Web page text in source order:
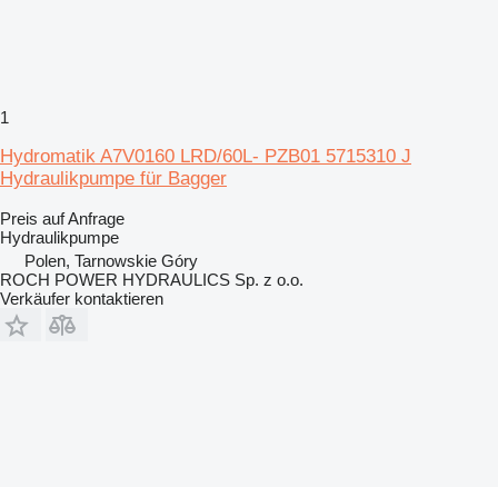
1
Hydromatik A7V0160 LRD/60L- PZB01 5715310 J
Hydraulikpumpe für Bagger
Preis auf Anfrage
Hydraulikpumpe
Polen, Tarnowskie Góry
ROCH POWER HYDRAULICS Sp. z o.o.
Verkäufer kontaktieren